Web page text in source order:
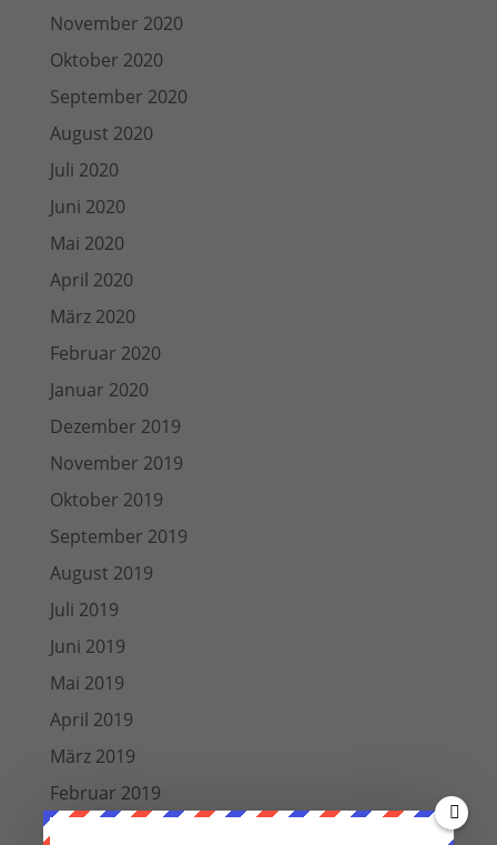
November 2020
Oktober 2020
September 2020
August 2020
Juli 2020
Juni 2020
Mai 2020
April 2020
März 2020
Februar 2020
Januar 2020
Dezember 2019
November 2019
Oktober 2019
September 2019
August 2019
Juli 2019
Juni 2019
Mai 2019
April 2019
März 2019
Februar 2019